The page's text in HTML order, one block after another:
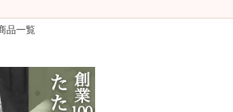
品一覧
キーワード